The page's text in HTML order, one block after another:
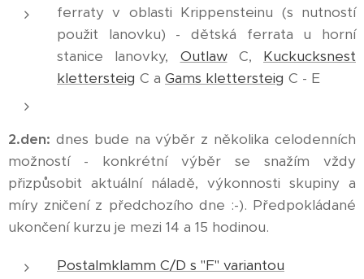
ferraty v oblasti Krippensteinu (s nutností
použit lanovku) - dětská ferrata u horní
stanice lanovky, OutlawC, Kuckucksnest
klettersteig C a Gams klettersteig C - E
2.den: dnes bude na výběr z několika celodenních
možností - konkrétní výběr se snažím vždy
přizpůsobit aktuální náladě, výkonnosti skupiny a
míry zničení z předchozího dne :-). Předpokládané
ukončení kurzu je mezi 14 a 15 hodinou.
Postalmklamm C/D s "F" variantou